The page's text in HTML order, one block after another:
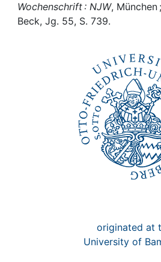
Help
Wochenschrift : NJW, München
Beck, Jg. 55, S. 739.
originated at
University of